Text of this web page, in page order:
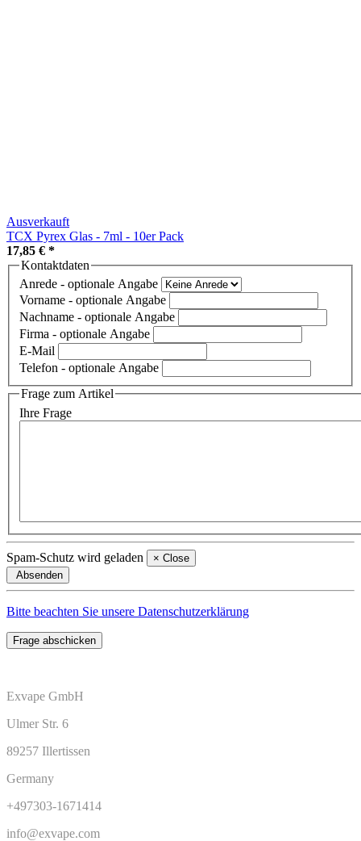
Ausverkauft
TCX Pyrex Glas - 7ml - 10er Pack
17,85 € *
Kontaktdaten
Anrede - optionale Angabe
Vorname - optionale Angabe
Nachname - optionale Angabe
Firma - optionale Angabe
E-Mail
Telefon - optionale Angabe
Frage zum Artikel
Ihre Frage
Spam-Schutz wird geladen × Close
Absenden
Bitte beachten Sie unsere Datenschutzerklärung
Frage abschicken
Exvape GmbH
Ulmer Str. 6
89257 Illertissen
Germany
+497303-1671414
info@exvape.com